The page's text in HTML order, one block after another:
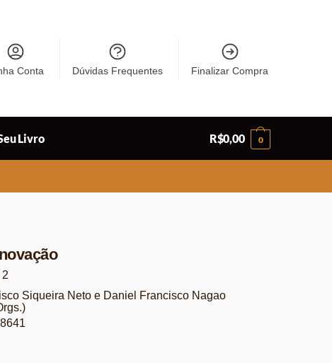
Conta Dúvidas Frequentes Finalizar Compra
Livro R$0,00 0
Siqueira Neto e Daniel Francisco Nagao